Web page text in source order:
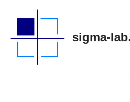
naar
sigma-